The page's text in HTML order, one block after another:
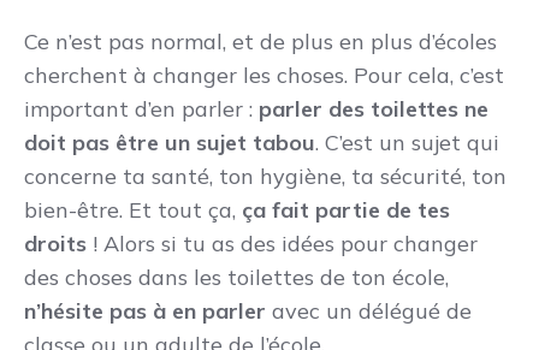
Ce n’est pas normal, et de plus en plus d’écoles
cherchent à changer les choses. Pour cela, c’est
important d’en parler : parler des toilettes ne
doit pas être un sujet tabou. C’est un sujet qui
concerne ta santé, ton hygiène, ta sécurité, ton
bien-être. Et tout ça, ça fait partie de tes
droits ! Alors si tu as des idées pour changer
des choses dans les toilettes de ton école,
n’hésite pas à en parler avec un délégué de